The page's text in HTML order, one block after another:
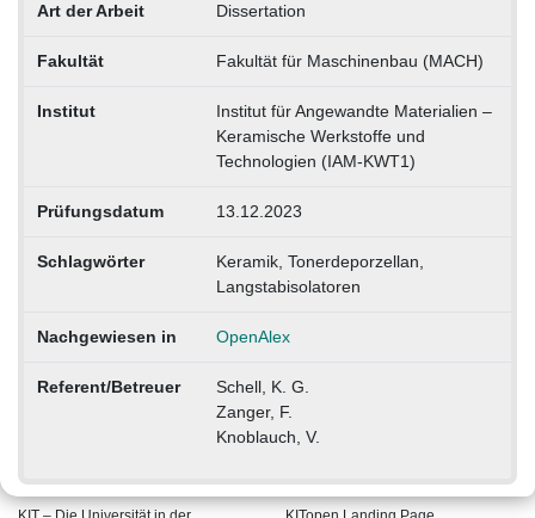
Art der Arbeit Dissertation
Fakultät Fakultät für Maschinenbau (MACH)
Institut
Institut für Angewandte Materialien –
Keramische Werkstoffe und
Technologien (IAM-KWT1)
Prüfungsdatum 13.12.2023
Schlagwörter
Keramik, Tonerdeporzellan,
Langstabisolatoren
Nachgewiesen in OpenAlex
Referent/Betreuer
Schell, K. G.
Zanger, F.
Knoblauch, V.